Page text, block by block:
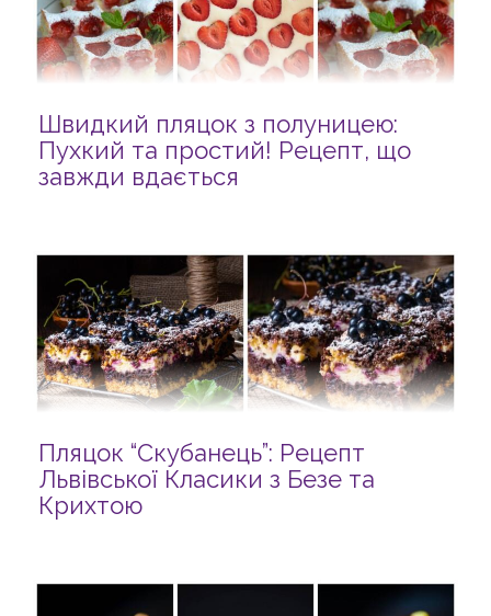
Швидкий пляцок з полуницею:
Пухкий та простий! Рецепт, що
завжди вдається
Пляцок “Скубанець”: Рецепт
Львівської Класики з Безе та
Крихтою